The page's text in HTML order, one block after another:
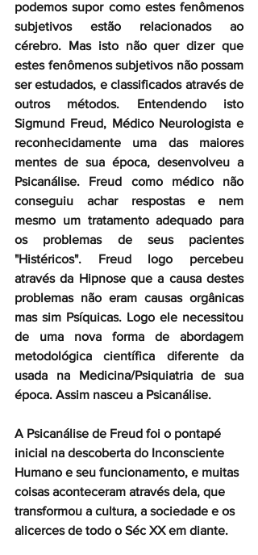
podemos supor como estes fenômenos
subjetivos estão relacionados ao
cérebro. Mas isto não quer dizer que
estes fenômenos subjetivos não possam
ser estudados, e classificados através de
outros métodos. Entendendo isto
Sigmund Freud, Médico Neurologista e
reconhecidamente uma das maiores
mentes de sua época, desenvolveu a
Psicanálise. Freud como médico não
conseguiu achar respostas e nem
mesmo um tratamento adequado para
os problemas de seus pacientes
"Histéricos". Freud logo percebeu
através da Hipnose que a causa destes
problemas não eram causas orgânicas
mas sim Psíquicas. Logo ele necessitou
de uma nova forma de abordagem
metodológica científica diferente da
usada na Medicina/Psiquiatria de sua
época. Assim nasceu a Psicanálise.
A Psicanálise de Freud foi o pontapé
inicial na descoberta do Inconsciente
Humano e seu funcionamento, e muitas
coisas aconteceram através dela, que
transformou a cultura, a sociedade e os
alicerces de todo o Séc XX em diante.